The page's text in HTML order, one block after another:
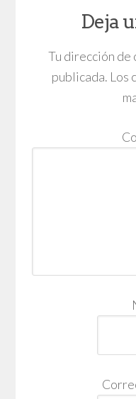
Deja
Tu dirección
publicada. Los